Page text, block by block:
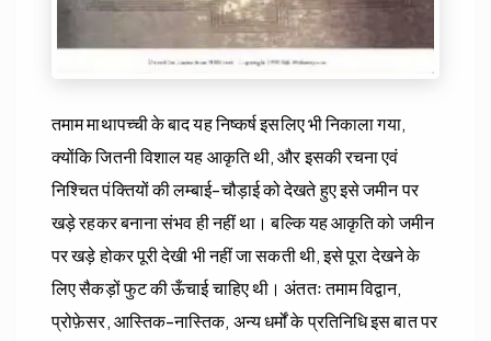
तमाम माथापच्ची के बाद यह निष्कर्ष इसलिए भी निकाला गया,
क्योंकि जितनी विशाल यह आकृति थी, और इसकी रचना एवं
निश्चित पंक्तियों की लम्बाई-चौड़ाई को देखते हुए इसे जमीन पर
खड़े रहकर बनाना संभव ही नहीं था। बल्कि यह आकृति को जमीन
पर खड़े होकर पूरी देखी भी नहीं जा सकती थी, इसे पूरा देखने के
लिए सैकड़ों फुट की ऊँचाई चाहिए थी। अंततः तमाम विद्वान,
प्रोफ़ेसर, आस्तिक-नास्तिक, अन्य धर्मों के प्रतिनिधि इस बात पर